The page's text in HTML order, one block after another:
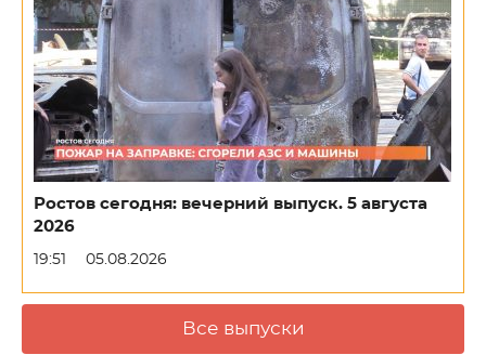
Ростов сегодня: вечерний выпуск. 5 августа
2026
19:51 05.08.2026
Все выпуски